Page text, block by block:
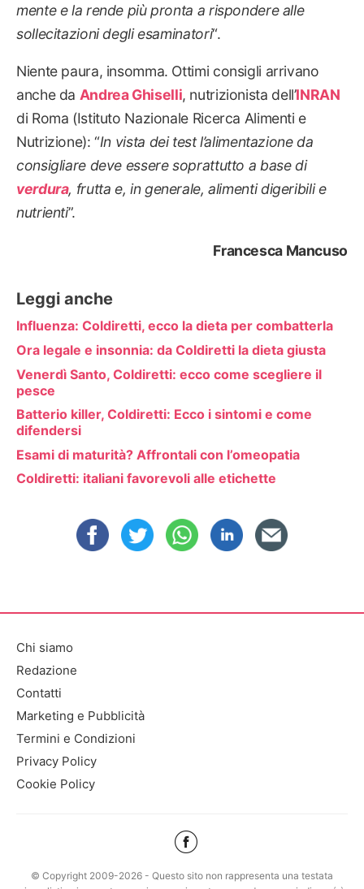
mente e la rende più pronta a rispondere alle
sollecitazioni degli esaminatori“.
Niente paura, insomma. Ottimi consigli arrivano
anche da Andrea Ghiselli, nutrizionista dell’INRAN
di Roma (Istituto Nazionale Ricerca Alimenti e
Nutrizione): “In vista dei test l’alimentazione da
consigliare deve essere soprattutto a base di
verdura, frutta e, in generale, alimenti digeribili e
nutrienti”.
Francesca Mancuso
Leggi anche
Influenza: Coldiretti, ecco la dieta per combatterla
Ora legale e insonnia: da Coldiretti la dieta giusta
Venerdì Santo, Coldiretti: ecco come scegliere il
pesce
Batterio killer, Coldiretti: Ecco i sintomi e come
difendersi
Esami di maturità? Affrontali con l’omeopatia
Coldiretti: italiani favorevoli alle etichette
Chi siamo
Redazione
Contatti
Marketing e Pubblicità
Termini e Condizioni
Privacy Policy
Cookie Policy
© Copyright 2009-2026 - Questo sito non rappresenta una testata